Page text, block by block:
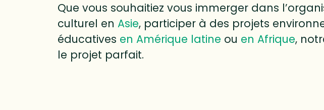
Que vous souhaitiez vous immerger dans
culturel en Asie, participer à des projets
éducatives en Amérique latine ou en Afrique,
le projet parfait.